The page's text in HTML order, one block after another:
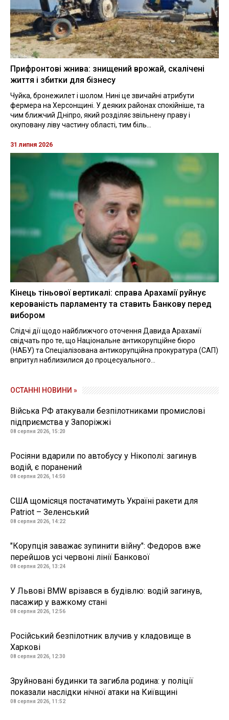
Прифронтові жнива: знищений врожай, скалічені
життя і збитки для бізнесу
Чуйка, бронежилет і шолом. Нині це звичайні атрибути
фермера на Херсонщині. У деяких районах спокійніше, та
чим ближчий Дніпро, який розділяє звільнену праву і
окуповану ліву частину області, тим біль...
31 липня 2026
Кінець тіньової вертикалі: справа Арахамії руйнує
керованість парламенту та ставить Банкову перед
вибором
Слідчі дії щодо найближчого оточення Давида Арахамії
свідчать про те, що Національне антикорупційне бюро
(НАБУ) та Спеціалізована антикорупційна прокуратура (САП)
впритул наблизилися до процесуального...
ОСТАННІ НОВИНИ »
Війська РФ атакували безпілотниками промислові
підприємства у Запоріжжі
08 серпня 2026, 15:20
Росіяни вдарили по автобусу у Нікополі: загинув
водій, є поранений
08 серпня 2026, 14:50
США щомісяця постачатимуть Україні ракети для
Patriot – Зеленський
08 серпня 2026, 14:22
"Корупція заважає зупинити війну": Федоров вже
перейшов усі червоні лінії Банкової
08 серпня 2026, 13:24
У Львові BMW врізався в будівлю: водій загинув,
пасажир у важкому стані
08 серпня 2026, 12:56
Російський безпілотник влучив у кладовище в
Харкові
08 серпня 2026, 12:30
Зруйновані будинки та загибла родина: у поліції
показали наслідки нічної атаки на Київщині
08 серпня 2026, 11:52